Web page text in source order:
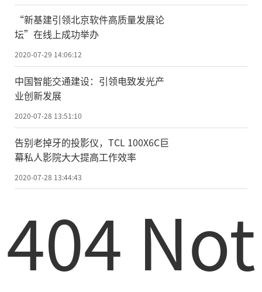
宾馆通过蓝豆云实现在线化的任务分配和接
收,使部门之间的信息传递更加快速、规范和
准确,减少信息传递过程中的时间损耗,提升了
运营效率。
“之前,我们前厅接听到客人的服务指令
之后需要打电话给客房部,再由客房部通知具
体的服务人员去执行这项服务。使用了蓝豆
云住客服务管家之后,前台接听到电话直接通
过系统下单就可以给到相应的服务员,省了前
厅拨打电话和客房接听电话的时间,信息传递
一些习惯性的不同表述很容易产生argue,现
在通过工单的形式,员工的表述更加规范,管理
起来也会更加方便。”——前厅部负责人温经
“新基建引领北京软件高质量发展论
坛”在线上成功举办
2020-07-29 14:06:12
中国智能交通建设：引领电致发光产
业创新发展
2020-07-28 13:51:10
告别老掉牙的投影仪，TCL 100X6C巨
幕私人影院大大提高工作效率
2020-07-28 13:44:43
404 Not